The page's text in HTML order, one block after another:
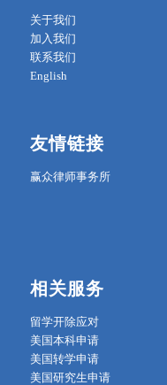
关于我们
加入我们
联系我们
English
友情链接
赢众律师事务所
相关服务
留学开除应对
美国本科申请
美国转学申请
美国研究生申请